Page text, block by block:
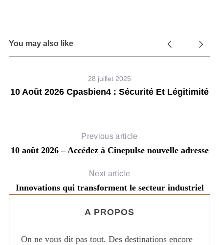
You may also like
28 juillet 2025
10 Août 2026 Cpasbien4 : Sécurité Et Légitimité
Previous article
10 août 2026 – Accédez à Cinepulse nouvelle adresse
Next article
Innovations qui transforment le secteur industriel
A PROPOS
On ne vous dit pas tout. Des destinations encore